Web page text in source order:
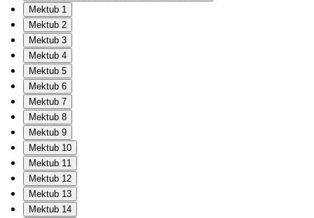
Mektub 1
Mektub 2
Mektub 3
Mektub 4
Mektub 5
Mektub 6
Mektub 7
Mektub 8
Mektub 9
Mektub 10
Mektub 11
Mektub 12
Mektub 13
Mektub 14